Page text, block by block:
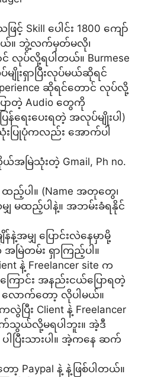
ြင့် Skill ပေါင်း 1800 ကျော်
ယ်။ ဘွဲ့လက်မှတ်မလို၊
ပ်လို့ရပါတယ်။ Burmese
မျိုးရှာပြီးလုပ်မယ်ဆိုရင်
ဆိုရင်တောင် လုပ်လို့
ောတဲ့ Audio တွေကို
ြန်ရေးပေးရတဲ့ အလုပ်မျိုးပါ)
းပြုပုံကလည်း အောက်ပါ
အမြဲသုံးတဲ့ Gmail, Ph no.
ည့်ပါ။ (Name အတုတွေ၊
မထည့်ပါနဲ့။ အဘမ်းခံရနိုင်
နဲ့အမျှ ပြောင်းလဲနေမှာမို့
မြဲတမ်း ရှာကြည့်ပါ။
နဲ့ Freelancer site က
ြောင်း အနည်းငယ်ပြောရတဲ့
လောက်တော့ လိုပါမယ်။
လွဲပြီး Client နဲ့ Freelancer
က်သွယ်လို့မရပါဘူး။ အဲ့ဒီ
ပါပြီးသားပါ။ အဲ့ကနေ ဆက်
ာ့ Paypal နဲ့ နဲ့ဖြစ်ပါတယ်။